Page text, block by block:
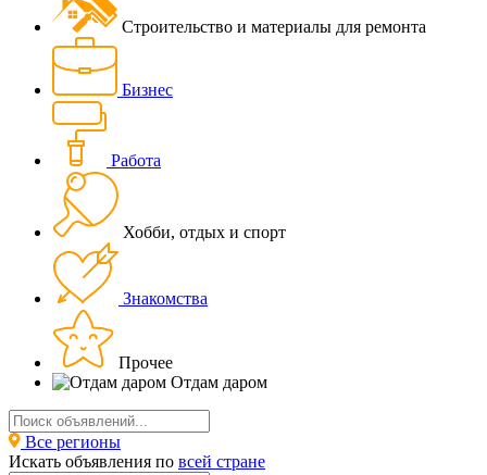
Строительство и материалы для ремонта
Бизнес
Работа
Хобби, отдых и спорт
Знакомства
Прочее
Отдам даром
Все регионы
Искать объявления по всей стране